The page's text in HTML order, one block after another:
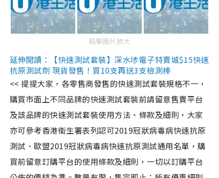
點擊圖片放大
延伸閱讀：【快速測試套裝】深水埗電子特賣城$15快速
抗原測試劑 現貨發售！買10支再送3支檢測棒
<< 提提大家，各零售商發售的快速測試套裝規格不一，
購買市面上不同品牌的快速測試套裝前請留意售賣平台
及該品牌的快速測試套裝使用方法、條款及細則，大家
亦可參考香港衞生署表列認可2019冠狀病毒病快速抗原
測試、歐盟2019冠狀病毒病快速抗原測試通用名單，購
買前留意訂購平台的使用條款及細則，一切以訂購平台